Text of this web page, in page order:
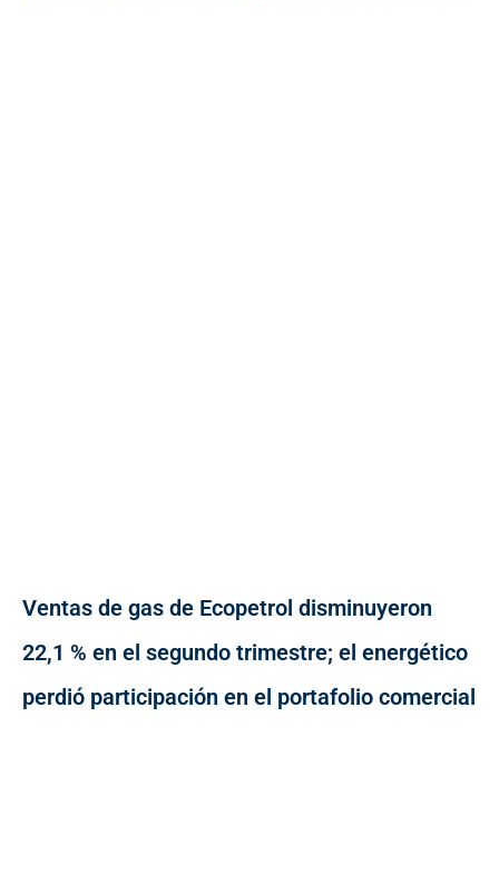
Ventas de gas de Ecopetrol disminuyeron
22,1 % en el segundo trimestre; el energético
perdió participación en el portafolio comercial